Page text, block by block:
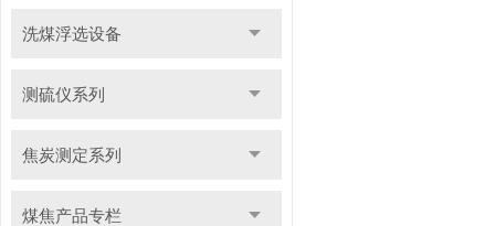
洗煤浮选设备
测硫仪系列
焦炭测定系列
煤焦产品专栏